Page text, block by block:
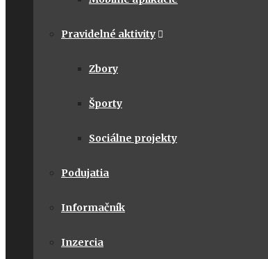
Pravidelné aktivity
Zbory
Športy
Sociálne projekty
Podujatia
Informačník
Inzercia